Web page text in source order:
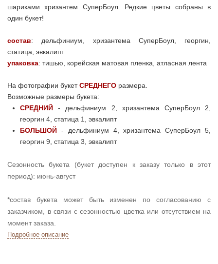
шариками хризантем СуперБоул. Редкие цветы собраны в
один букет!
состав: дельфиниум, хризантема СуперБоул, георгин,
статица, эвкалипт
упаковка: тишью, корейская матовая пленка, атласная лента
На фотографии букетСРЕДНЕГО размера.
Возможные размеры букета:
СРЕДНИЙ - дельфиниум 2, хризантема СуперБоул 2,
георгин 4, статица 1, эвкалипт
БОЛЬШОЙ - дельфиниум 4, хризантема СуперБоул 5,
георгин 9, статица 3, эвкалипт
Сезонность букета (букет доступен к заказу только в этот
период): июнь-август
*состав букета может быть изменен по согласованию с
заказчиком, в связи с сезонностью цветка или отсутствием на
момент заказа.
Подробное описание